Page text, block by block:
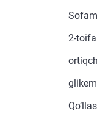
2-